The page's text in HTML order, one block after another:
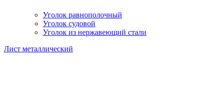
Уголок равнополочный
Уголок судовой
Уголок из нержавеющий стали
Лист металлический